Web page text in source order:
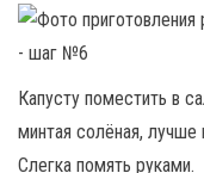
Капусту поместить в
минтая солёная, лучше
Слегка помять руками.